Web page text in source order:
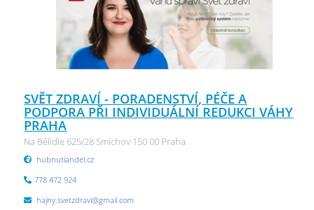
SVĚT ZDRAVÍ - PORADENSTVÍ, PÉČE A
PODPORA PŘI INDIVIDUÁLNÍ REDUKCI VÁHY
PRAHA
Na Bělidle 625/28 Smíchov 150 00 Praha
hubnutiandel.cz
778 472 924
hajny.svetzdravi@gmail.com